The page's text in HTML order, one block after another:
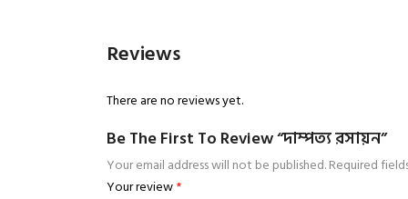
Reviews
There are no reviews yet.
Be The First To Review “দাম্পত্য রসায়ন”
Your email address will not be published.Required
Your review*